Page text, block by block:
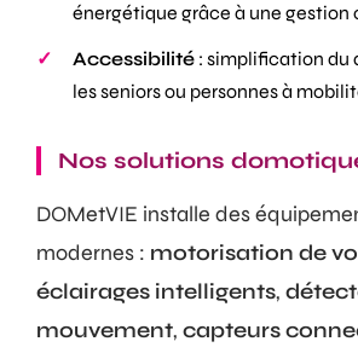
énergétique grâce à une gestion
Accessibilité : simplification du
les seniors ou personnes à
Nos solutions
DOMetVIE installe des
modernes : motorisation de
éclairages intelligents,
mouvement, capteurs